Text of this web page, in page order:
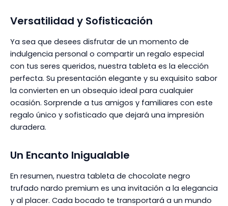
Versatilidad y Sofisticación
Ya sea que desees disfrutar de un momento de
indulgencia personal o compartir un regalo especial
con tus seres queridos, nuestra tableta es la elección
perfecta. Su presentación elegante y su exquisito sabor
la convierten en un obsequio ideal para cualquier
ocasión. Sorprende a tus amigos y familiares con este
regalo único y sofisticado que dejará una impresión
duradera.
Un Encanto Inigualable
En resumen, nuestra tableta de chocolate negro
trufado nardo premium es una invitación a la elegancia
y al placer. Cada bocado te transportará a un mundo